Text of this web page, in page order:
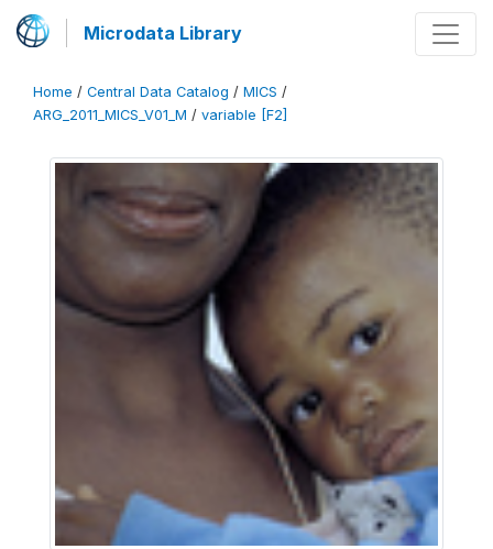
Microdata Library
Home / Central Data Catalog / MICS /
ARG_2011_MICS_V01_M / variable [F2]